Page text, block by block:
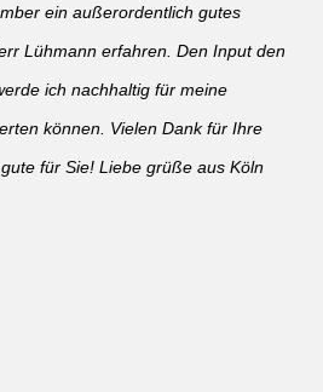
ein außerordentlich gutes
Lühmann erfahren. Den Input den
ich nachhaltig für meine
können. Vielen Dank für Ihre
für Sie! Liebe grüße aus Köln